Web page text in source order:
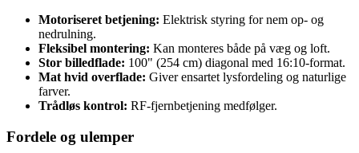
Motoriseret betjening: Elektrisk styring for nem op- og
nedrulning.
Fleksibel montering: Kan monteres både på væg og loft.
Stor billedflade: 100" (254 cm) diagonal med 16:10-format.
Mat hvid overflade: Giver ensartet lysfordeling og naturlige
farver.
Trådløs kontrol: RF-fjernbetjening medfølger.
Fordele og ulemper